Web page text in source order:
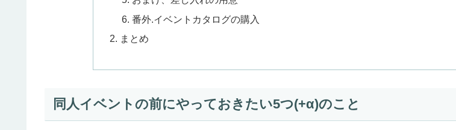
番外.イベントカタログの購入
まとめ
同人イベントの前にやっておきたい5つ(+α)のこと